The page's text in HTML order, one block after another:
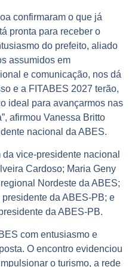
confirmaram o que já
pronta para receber o
do prefeito, aliado
assumidos em
e comunicação, nos dá
e a FITABES 2027 terão,
ideal para avançarmos nas
afirmou Vanessa Britto
nacional da ABES.
vice-presidente nacional
Cardoso; Maria Geny
Nordeste da ABES;
da ABES-PB; e
da ABES-PB.
com entusiasmo e
O encontro evidenciou
o turismo, a rede